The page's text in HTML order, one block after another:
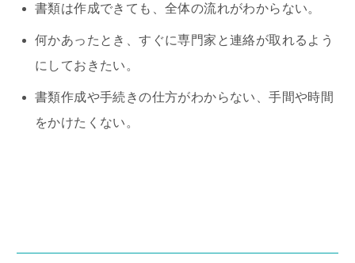
書類は作成できても、全体の流れがわからない。
何かあったとき、すぐに専門家と連絡が取れるよう
にしておきたい。
書類作成や手続きの仕方がわからない、手間や時間
をかけたくない。